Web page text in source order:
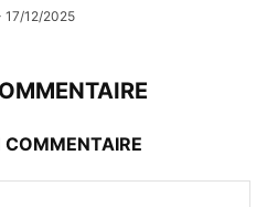
17/12/2025
COMMENTAIRE